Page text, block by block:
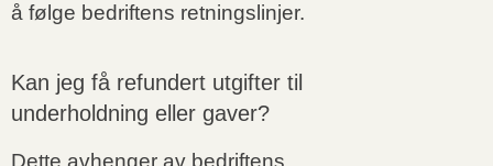
å følge bedriftens retningslinjer.
Kan jeg få refundert utgifter til
underholdning eller gaver?